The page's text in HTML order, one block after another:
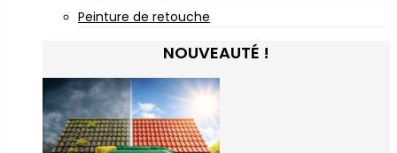
Peinture de retouche
NOUVEAUTÉ !